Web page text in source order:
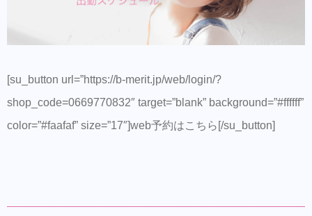
[su_button url=”https://b-merit.jp/web/login/?
shop_code=0669770832″ target=”blank” background=”#ffffff”
color=”#faafaf” size=”17″]web予約はこちら[/su_button]